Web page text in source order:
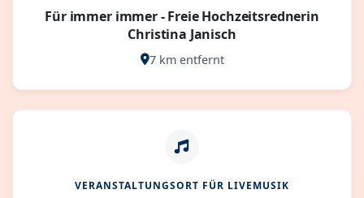
Für immer immer - Freie Hochzeitsrednerin
Christina Janisch
7 km entfernt
VERANSTALTUNGSORT FÜR LIVEMUSIK